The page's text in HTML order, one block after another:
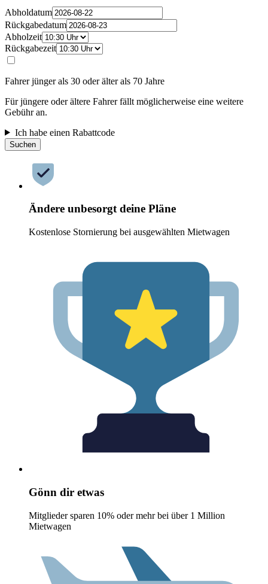
Abholdatum
Rückgabedatum
Abholzeit
Rückgabezeit
Fahrer jünger als 30 oder älter als 70 Jahre
Für jüngere oder ältere Fahrer fällt möglicherweise eine weitere
Gebühr an.
Ich habe einen Rabattcode
Suchen
Ändere unbesorgt deine Pläne
Kostenlose Stornierung bei ausgewählten Mietwagen
Gönn dir etwas
Mitglieder sparen 10% oder mehr bei über 1 Million
Mietwagen